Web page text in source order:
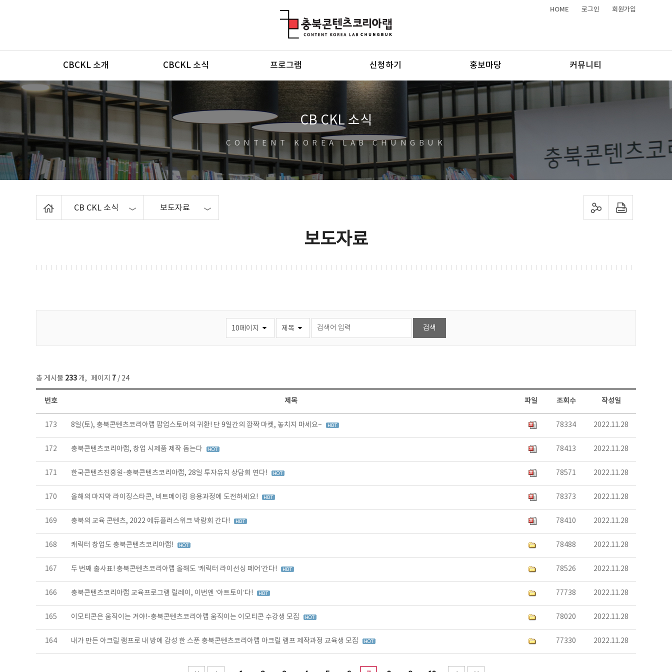
HOME 로그인 회원가입
메뉴
CBCKL 소개 CBCKL 소식 프로그램 신청하기 홍보마당 커뮤니티
CB CKL 소식
CONTENT KOREA LAB CHUNGBUK
CB CKL 소식 보도자료 sns 공유하기 프린트하기
보도자료
총 게시물 233 개, 페이지 7 / 24
보도자료 목록 - 번호, 제목, 작성자, 파일, 조회수, 작성일 정보 제공
번호 제목 파일 조회수 작성일
173 8일(토), 충북콘텐츠코리아랩 팝업스토어의 귀환! 단 9일간의 깜짝 마켓, 놓치지 마세요~ 78334 2022.11.28
172 충북콘텐츠코리아랩, 창업 시제품 제작 돕는다 78413 2022.11.28
171 한국콘텐츠진흥원-충북콘텐츠코리아랩, 28일 투자유치 상담회 연다! 78571 2022.11.28
170 올해의 마지막 라이징스타콘, 비트메이킹 응용과정에 도전하세요! 78373 2022.11.28
169 충북의 교육 콘텐츠, 2022 에듀플러스위크 박람회 간다! 78410 2022.11.28
168 캐릭터 창업도 충북콘텐츠코리아랩! 78488 2022.11.28
167 두 번째 출사표! 충북콘텐츠코리아랩 올해도 ‘캐릭터 라이선싱 페어’간다! 78526 2022.11.28
166 충북콘텐츠코리아랩 교육프로그램 릴레이, 이번엔 ‘아트토이’다! 77738 2022.11.28
165 이모티콘은 움직이는 거야!-충북콘텐츠코리아랩 움직이는 이모티콘 수강생 모집 78020 2022.11.28
164 내가 만든 아크릴 램프로 내 방에 감성 한 스푼 충북콘텐츠코리아랩 아크릴 램프 제작과정 교육생 모집 77330 2022.11.28